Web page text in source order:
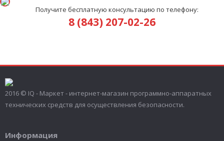
Получите бесплатную консультацию по телефону:
8 (843) 207-02-26
2016 © IQ - Маркет - интернет-магазин программно-аппаратных
технических средств для осуществления безопасности.
Информация